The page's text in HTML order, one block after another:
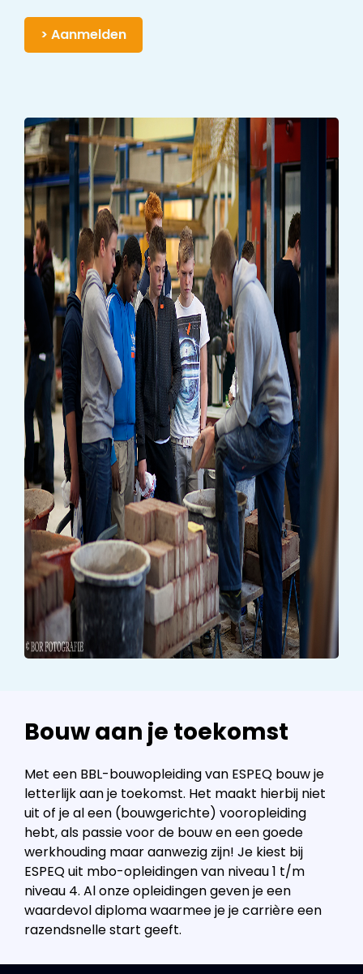
> Aanmelden
Bouw aan je toekomst
Met een BBL-bouwopleiding van ESPEQ bouw je
letterlijk aan je toekomst. Het maakt hierbij niet
uit of je al een (bouwgerichte) vooropleiding
hebt, als passie voor de bouw en een goede
werkhouding maar aanwezig zijn! Je kiest bij
ESPEQ uit mbo-opleidingen van niveau 1 t/m
niveau 4. Al onze opleidingen geven je een
waardevol diploma waarmee je je carrière een
razendsnelle start geeft.